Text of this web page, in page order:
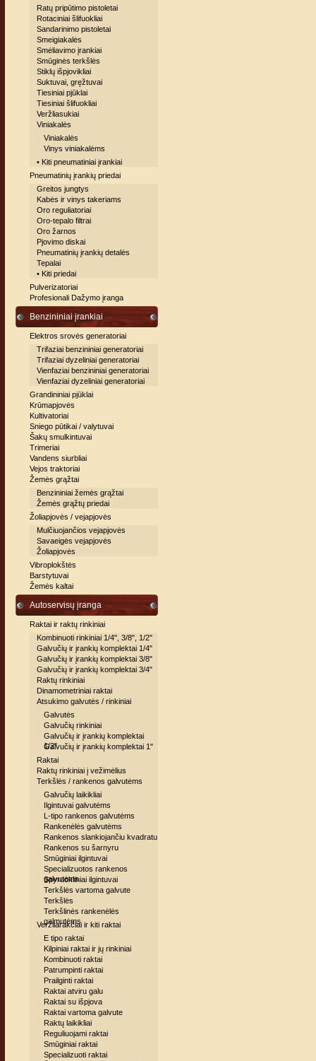
Ratų pripūtimo pistoletai
Rotaciniai šlifuokliai
Sandarinimo pistoletai
Smeigiakalės
Smėliavimo įrankiai
Smūginės terkšlės
Stiklų išpjovikliai
Suktuvai, gręžtuvai
Tiesiniai pjūklai
Tiesiniai šlifuokliai
Veržliasukiai
Viniakalės
Viniakalės
Vinys viniakalėms
• Kiti pneumatiniai įrankiai
Pneumatinių įrankių priedai
Greitos jungtys
Kabės ir vinys takeriams
Oro reguliatoriai
Oro-tepalo filtrai
Oro žarnos
Pjovimo diskai
Pneumatinių įrankių detalės
Tepalai
• Kiti priedai
Pulverizatoriai
Profesionali Dažymo įranga
Benzininiai įrankiai
Elektros srovės generatoriai
Trifaziai benzininiai generatoriai
Trifaziai dyzeliniai generatoriai
Vienfaziai benzininiai generatoriai
Vienfaziai dyzeliniai generatoriai
Grandininiai pjūklai
Krūmapjovės
Kultivatoriai
Sniego pūtikai / valytuvai
Šakų smulkintuvai
Trimeriai
Vandens siurbliai
Vejos traktoriai
Žemės grąžtai
Benzininiai žemės grąžtai
Žemės grąžtų priedai
Žoliapjovės / vejapjovės
Mulčiuojančios vejapjovės
Savaeigės vejapjovės
Žoliapjovės
Vibroplokštės
Barstytuvai
Žemės kaltai
Autoservisų įranga
Raktai ir raktų rinkiniai
Kombinuoti rinkiniai 1/4", 3/8", 1/2"
Galvučių ir įrankių komplektai 1/4"
Galvučių ir įrankių komplektai 3/8"
Galvučių ir įrankių komplektai 3/4"
Raktų rinkiniai
Dinamometriniai raktai
Atsukimo galvutės / rinkiniai
Galvutės
Galvučių rinkiniai
Galvučių ir įrankių komplektai
1/2"
Galvučių ir įrankių komplektai 1"
Raktai
Raktų rinkiniai į vežimėlius
Terkšlės / rankenos galvutėms
Galvučių laikikliai
Ilgintuvai galvutėms
L-tipo rankenos galvutėms
Rankenėlės galvutėms
Rankenos slankiojančiu kvadratu
Rankenos su šarnyru
Smūginiai ilgintuvai
Specializuotos rankenos
galvutėms
Spyruokliniai ilgintuvai
Terkšlės vartoma galvute
Terkšlės
Terkšlinės rankenėlės
galmutėms
Veržliarakčiai ir kiti raktai
E tipo raktai
Kilpiniai raktai ir jų rinkiniai
Kombinuoti raktai
Patrumpinti raktai
Prailginti raktai
Raktai atviru galu
Raktai su išpjova
Raktai vartoma galvute
Raktų laikikliai
Reguliuojami raktai
Smūginiai raktai
Specializuoti raktai